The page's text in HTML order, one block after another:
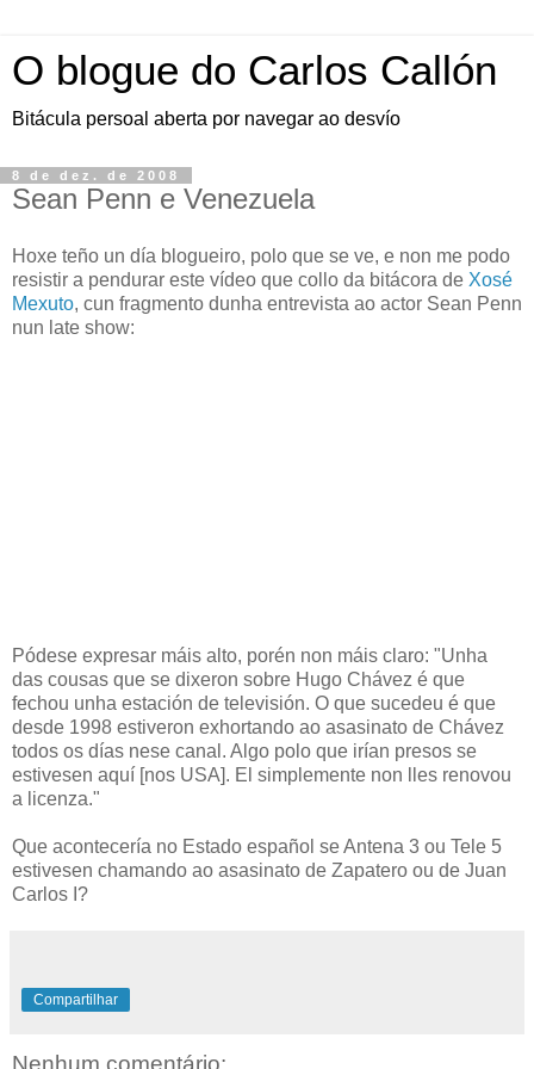
O blogue do Carlos Callón
Bitácula persoal aberta por navegar ao desvío
8 de dez. de 2008
Sean Penn e Venezuela
Hoxe teño un día blogueiro, polo que se ve, e non me podo
resistir a pendurar este vídeo que collo da bitácora de Xosé
Mexuto, cun fragmento dunha entrevista ao actor Sean Penn
nun late show:
Pódese expresar máis alto, porén non máis claro: "Unha
das cousas que se dixeron sobre Hugo Chávez é que
fechou unha estación de televisión. O que sucedeu é que
desde 1998 estiveron exhortando ao asasinato de Chávez
todos os días nese canal. Algo polo que irían presos se
estivesen aquí [nos USA]. El simplemente non lles renovou
a licenza."
Que acontecería no Estado español se Antena 3 ou Tele 5
estivesen chamando ao asasinato de Zapatero ou de Juan
Carlos I?
Compartilhar
Nenhum comentário: